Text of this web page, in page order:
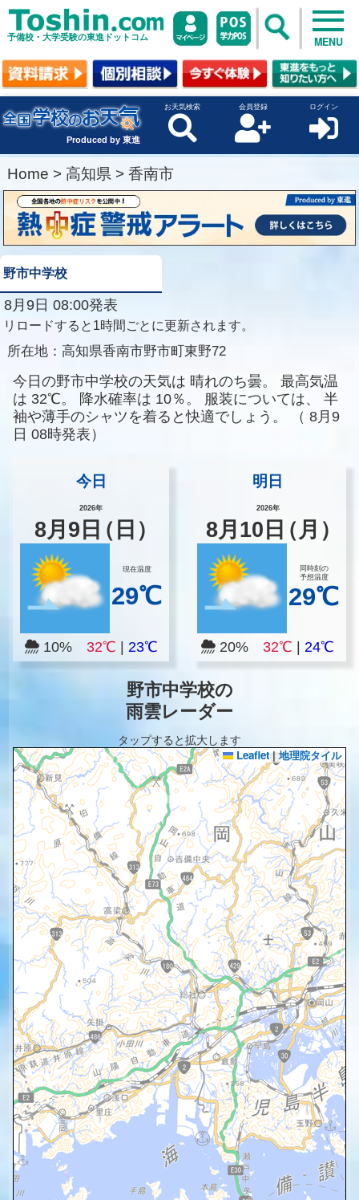
予備校・大学受験の東進ドットコム MENU
Produced by 東進
お天気検索 会員登録 ログイン
Home > 高知県 > 香南市
野市中学校
8月9日 08:00発表
リロードすると1時間ごとに更新されます。
所在地： 高知県香南市野市町東野72
今日の野市中学校の天気は 晴れのち曇。
最高気温
は 32℃。 降水確率は 10％。 服装については、
半
袖や薄手のシャツを着ると快適でしょう。
（ 8月9
日 08時発表）
今日
2026年
8月 9 日（日）
現在温度
29℃
10% 32℃ 23℃
明日
2026年
8月 10 日（月）
同時刻の
予想温度
29℃
20%32℃ |24℃
野市中学校の
雨雲レーダー
タップすると拡大します
Leaflet | 地理院タイル